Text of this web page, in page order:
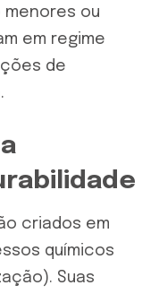
ou
em regime
de
criados em
químicos
Suas